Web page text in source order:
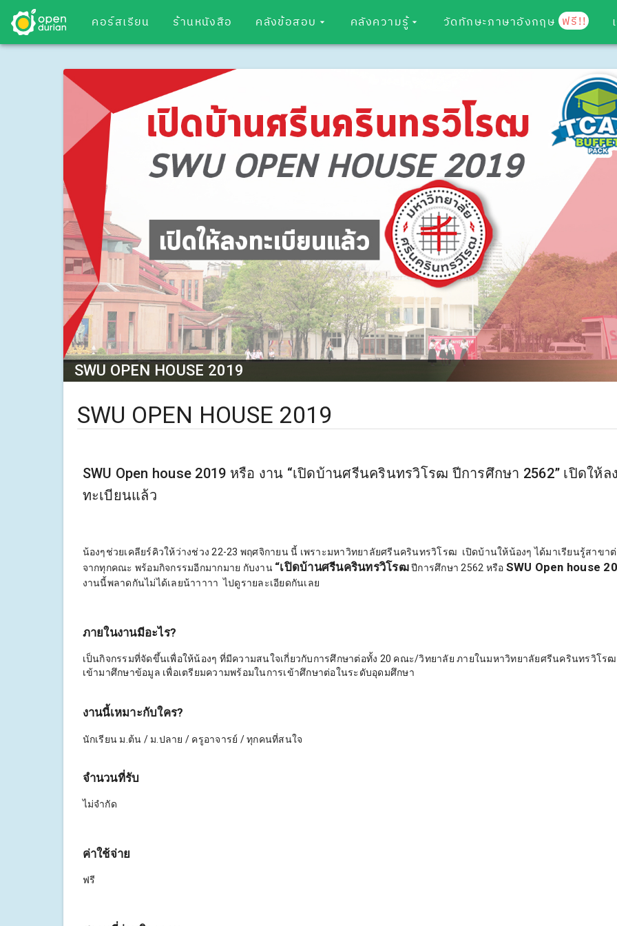
คอร์สเรียน ร้านหนังสือ คลังข้อสอบ คลังความรู้ วัดทักษะภาษาอังกฤษ ฟรี!!
SWU OPEN HOUSE 2019
SWU OPEN HOUSE 2019
SWU Open house 2019 หรือ งาน “เปิดบ้านศรีนครินทรวิโรฒ ปีการศึกษา 2562” เปิดให้ล
ทะเบียนแล้ว
น้องๆช่วยเคลียร์คิวให้ว่างช่วง 22-23 พฤศจิกายน นี้ เพราะมหาวิทยาลัยศรีนครินทรวิโรฒ เปิดบ้านให้น้องๆ ได้มาเรียนรู้สาขา
จากทุกคณะ พร้อมกิจกรรมอีกมากมาย กับงาน “เปิดบ้านศรีนครินทรวิโรฒปีการศึกษา 2562 หรือ SWU Open house
งานนี้พลาดกันไม่ได้เลยน้าาาาา ไปดูรายละเอียดกันเลย
ภายในงานมีอะไร?
เป็นกิจกรรมที่จัดขึ้นเพื่อให้น้องๆ ที่มีความสนใจเกี่ยวกับการศึกษาต่อทั้ง 20 คณะ/วิทยาลัย ภายในมหาวิทยาลัยศรีนครินทรวิโร
เข้ามาศึกษาข้อมูล เพื่อเตรียมความพร้อมในการเข้าศึกษาต่อในระดับอุดมศึกษา
งานนี้เหมาะกับใคร?
นักเรียน ม.ต้น / ม.ปลาย / ครูอาจารย์ / ทุกคนที่สนใจ
จำนวนที่รับ
ไม่จำกัด
ค่าใช้จ่าย
ฟรี